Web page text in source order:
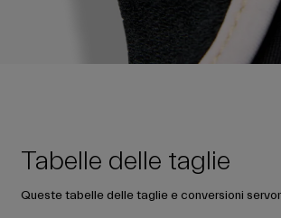
Tabelle delle taglie
Queste tabelle delle taglie e conversioni